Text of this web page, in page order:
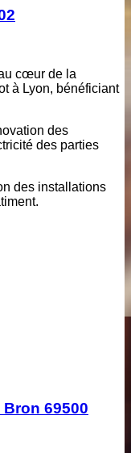
cœur de la
à Lyon, bénéficiant
des
des parties
des installations
69500